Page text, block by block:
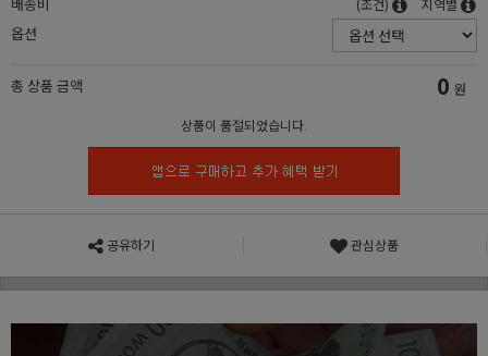
(조건) 지역별
옵션
총 상품 금액 0 원
상품이 품절되었습니다.
공유하기 관심상품